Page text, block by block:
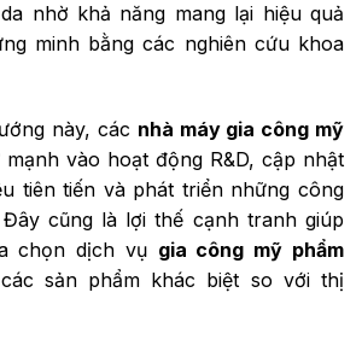
nhờ khả năng mang lại hiệu quả
minh bằng các nghiên cứu khoa
này, các nhà máy gia công mỹ
vào hoạt động R&D, cập nhật
tiên tiến và phát triển những công
cũng là lợi thế cạnh tranh giúp
chọn dịch vụ gia công mỹ phẩm
sản phẩm khác biệt so với thị